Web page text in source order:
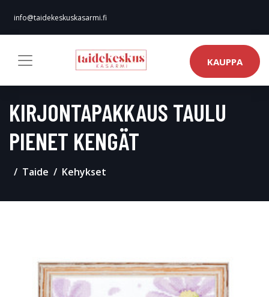
info@taidekeskuskasarmi.fi
KAUPPA
KIRJONTAPAKKAUS TAULU
PIENET KENGÄT
Taide Kehykset